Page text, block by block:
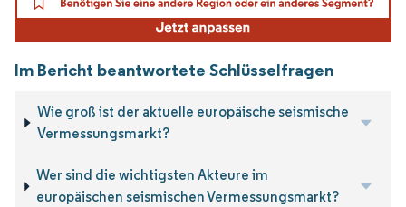
Im Bericht beantwortete Schlüsselfragen
Wie groß ist der aktuelle europäische seismische
Vermessungsmarkt?
Wer sind die wichtigsten Akteure im
europäischen seismischen Vermessungsmarkt?